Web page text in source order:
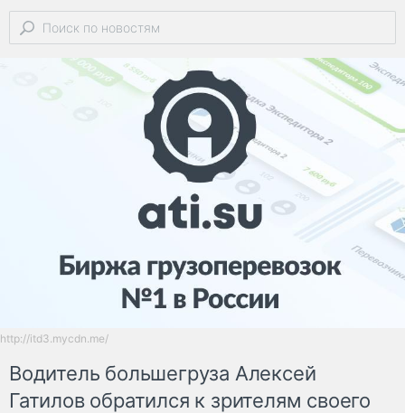
http://itd3.mycdn.me/
Водитель большегруза Алексей
Гатилов обратился к зрителям своего